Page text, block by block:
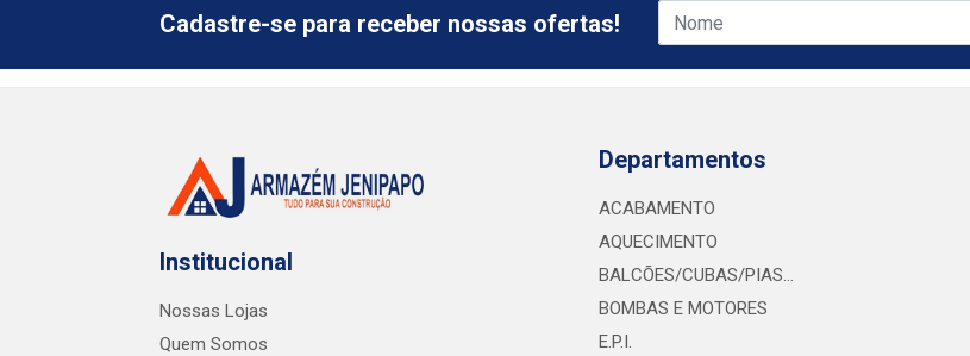
Cadastre-se para receber nossas ofertas!
Institucional
Nossas Lojas
Quem Somos
Departamentos
ACABAMENTO
AQUECIMENTO
BALCÕES/CUBAS/PIAS...
BOMBAS E MOTORES
E.P.I.